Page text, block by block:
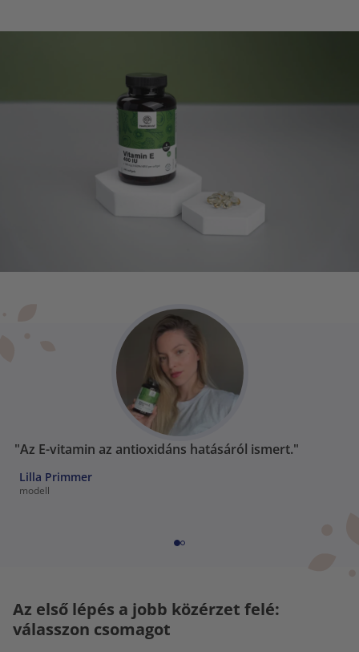
"Az E-vitamin az antioxidáns hatásáról ismert."
Lilla Primmer
modell
Az első lépés a jobb közérzet felé:
válasszon csomagot